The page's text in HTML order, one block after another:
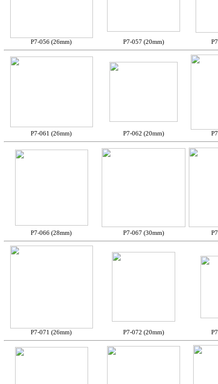
P7-056 (26mm) P7-057 (20mm)
P7-061 (26mm) P7-062 (20mm)
P7-066 (28mm) P7-067 (30mm)
P7-071 (26mm) P7-072 (20mm)